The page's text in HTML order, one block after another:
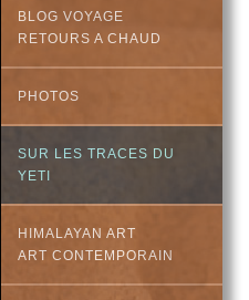
BLOG VOYAGE
RETOURS A CHAUD
PHOTOS
SUR LES TRACES DU
YETI
HIMALAYAN ART
ART CONTEMPORAIN